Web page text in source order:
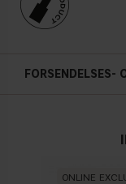
FORSENDELSES-
ONLINE